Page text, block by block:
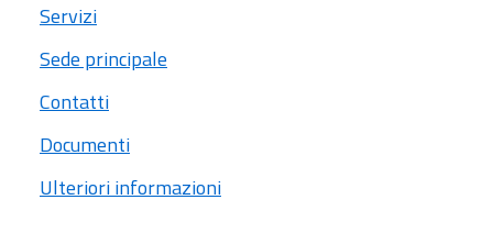
Servizi
Sede principale
Contatti
Documenti
Ulteriori informazioni